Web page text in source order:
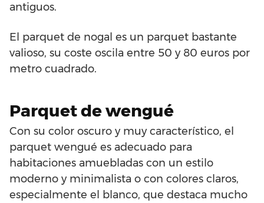
antiguos.
El parquet de nogal es un parquet bastante
valioso, su coste oscila entre 50 y 80 euros por
metro cuadrado.
Parquet de wengué
Con su color oscuro y muy característico, el
parquet wengué es adecuado para
habitaciones amuebladas con un estilo
moderno y minimalista o con colores claros,
especialmente el blanco, que destaca mucho